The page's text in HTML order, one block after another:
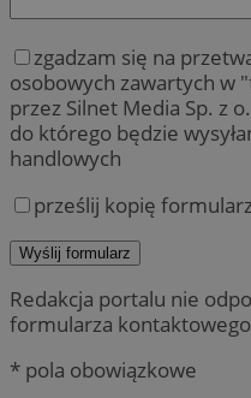
zgadzam się na
osobowych zawartych
przez Silnet Media Sp. z
do którego będzie
handlowych
prześlij kopię
Redakcja portalu nie
formularza
* pola obowiązkowe